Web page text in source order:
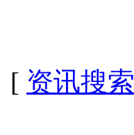
[ 资讯搜索